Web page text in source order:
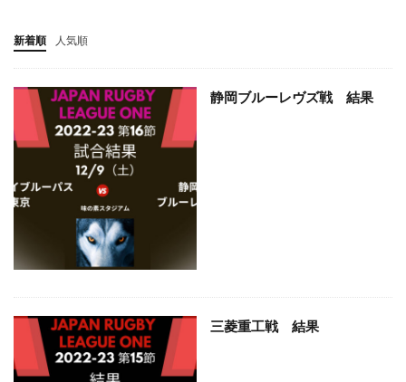
新着順 人気順
静岡ブルーレヴズ戦 結果
三菱重工戦 結果